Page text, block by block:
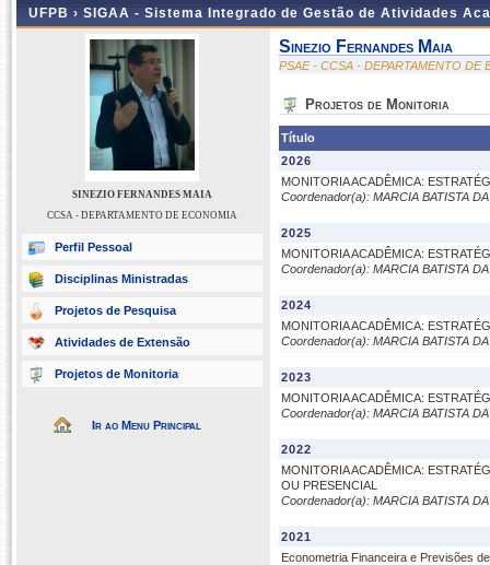
UFPB › SIGAA - Sistema Integrado de Gestão de Atividades
SINEZIO FERNANDES MAIA
CCSA - DEPARTAMENTO DE ECONOMIA
Perfil Pessoal
Disciplinas Ministradas
Projetos de Pesquisa
Atividades de Extensão
Projetos de Monitoria
Ir ao Menu Principal
Sinezio Fernandes Maia
PSAE - CCSA - DEPARTAMENTO DE
Projetos de Monitoria
Título
2026
MONITORIA ACADÊMICA:
Coordenador(a): MARCIA BATISTA
2025
MONITORIA ACADÊMICA:
Coordenador(a): MARCIA BATISTA
2024
MONITORIA ACADÊMICA:
Coordenador(a): MARCIA BATISTA
2023
MONITORIA ACADÊMICA:
Coordenador(a): MARCIA BATISTA
2022
MONITORIA ACADÊMICA:
OU PRESENCIAL
Coordenador(a): MARCIA BATISTA
2021
Econometria Financeira e Previsões